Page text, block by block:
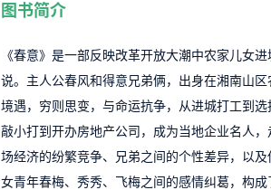
图书简介
《春意》是一部反映改革开放大潮中农家儿女
说。主人公春风和得意兄弟俩，出身在湘南山
境遇，穷则思变，与命运抗争，从进城打工到
敲小打到开办房地产公司，成为当地企业名人
场经济的纷繁竞争、兄弟之间的个性差异，以
女青年春梅、秀秀、飞梅之间的感情纠葛，构